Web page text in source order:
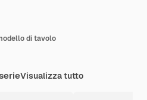
di tavolo
Visualizza tutto